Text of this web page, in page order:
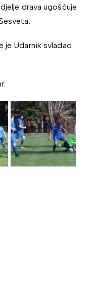
drava ugošćuje
je Udarnik svladao